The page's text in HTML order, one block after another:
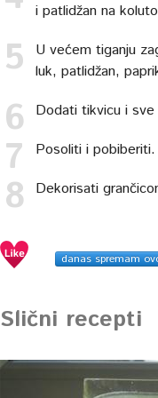
i patlidžan na
U većem tiganju
luk, patlidžan,
Dodati tikvicu i
Posoliti i pobiberiti.
Dekorisati
danas spremam
Slični recepti